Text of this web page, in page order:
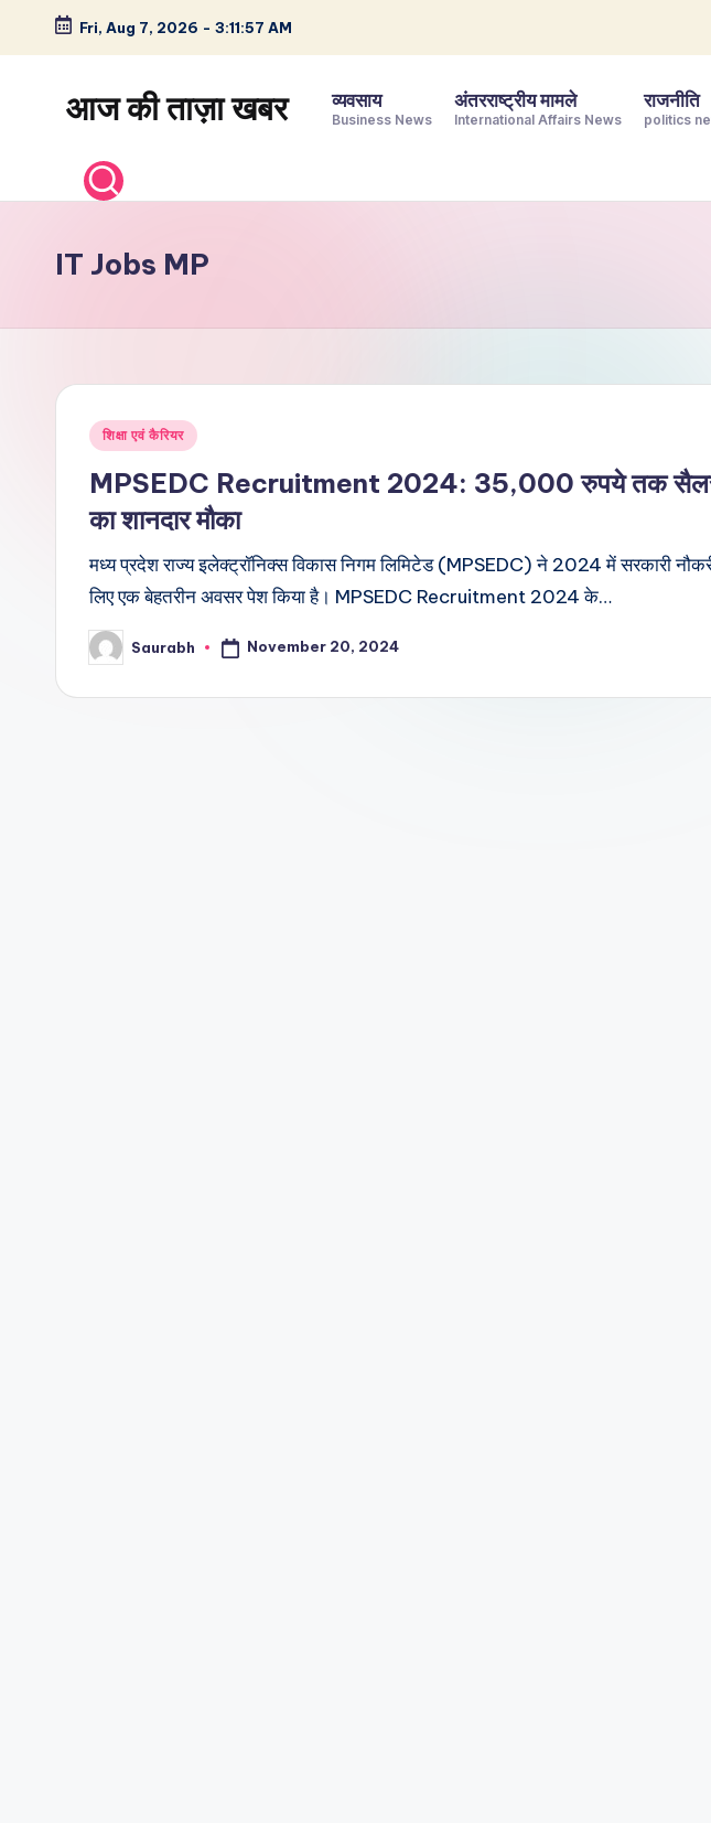
Skip
content
Fri, Aug 7, 2026 - 3:11:58 AM
आज की ताज़ा खबर
–
और
विश्व
व्यवसाय
Business News
अंतरराष्ट्रीय मामले
International Affairs News
राजनीति
politics
IT Jobs MP
Posted
शिक्षा एवं कैरियर
MPSEDC Recruitment 2024: 35,000 रुपये तक सैलरी
का शानदार मौका
मध्य प्रदेश राज्य इलेक्ट्रॉनिक्स विकास निगम लिमिटेड (MPSEDC) ने 2024 में सरकारी
लिए एक बेहतरीन अवसर पेश किया है। MPSEDC Recruitment 2024 के…
Posted
by
Saurabh November 20, 2024